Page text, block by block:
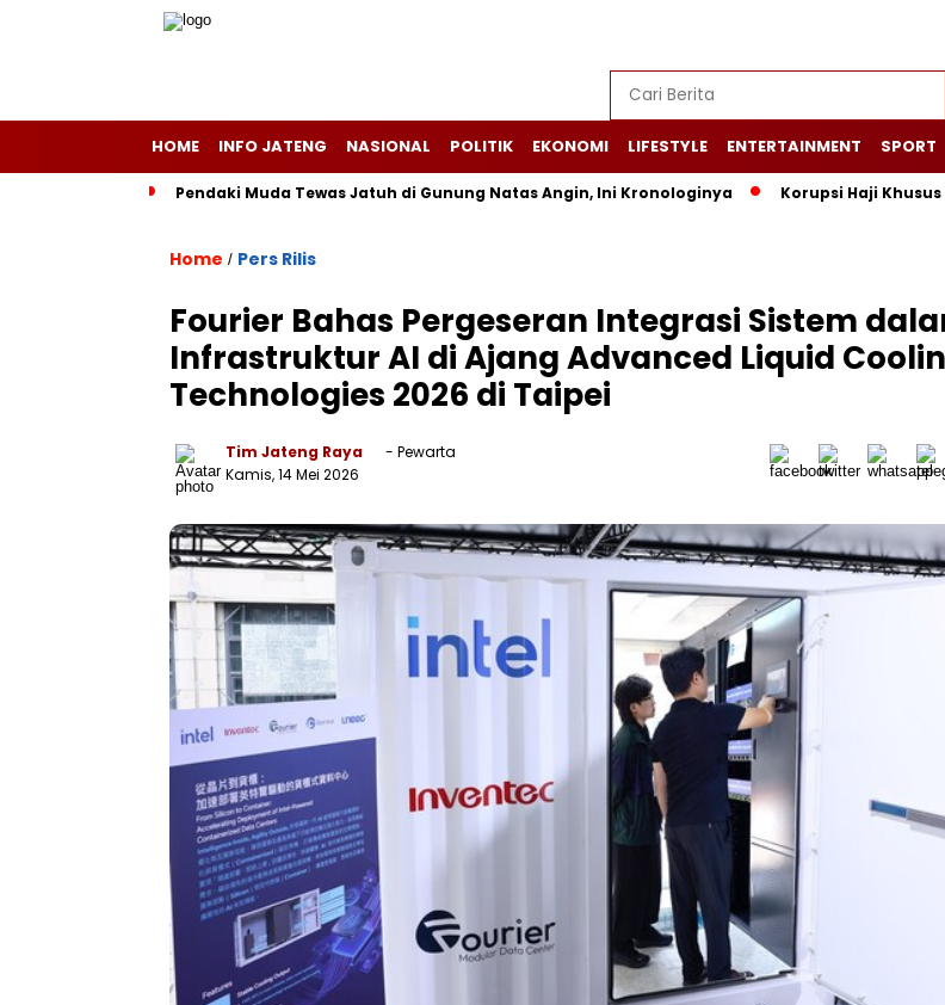
HOME INFO JATENG NASIONAL POLITIK EKONOMI LIFESTYLE ENTERTAINMENT SPORT
Pendaki Muda Tewas Jatuh di Gunung Natas Angin, Ini Kronologinya Korupsi Haji
Home / Pers Rilis
Fourier Bahas Pergeseran Integrasi Sistem
Infrastruktur AI di Ajang Advanced Liquid
Technologies 2026 di Taipei
Tim Jateng Raya
- Pewarta
Kamis, 14 Mei 2026